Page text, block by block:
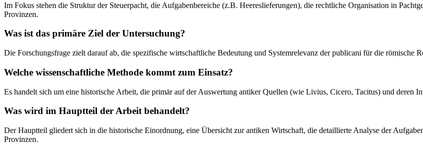
Im Fokus stehen die Struktur der Steuerpacht, die Aufgabenbereiche (z.B. Heereslieferungen), die rechtliche Organisation in
Provinzen.
Was ist das primäre Ziel der Untersuchung?
Die Forschungsfrage zielt darauf ab, die spezifische wirtschaftliche Bedeutung und Systemrelevanz der publicani für die römische
Welche wissenschaftliche Methode kommt zum Einsatz?
Es handelt sich um eine historische Arbeit, die primär auf der Auswertung antiker Quellen (wie Livius, Cicero, Tacitus) und deren
Was wird im Hauptteil der Arbeit behandelt?
Der Hauptteil gliedert sich in die historische Einordnung, eine Übersicht zur antiken Wirtschaft, die detaillierte Analyse der
Provinzen.